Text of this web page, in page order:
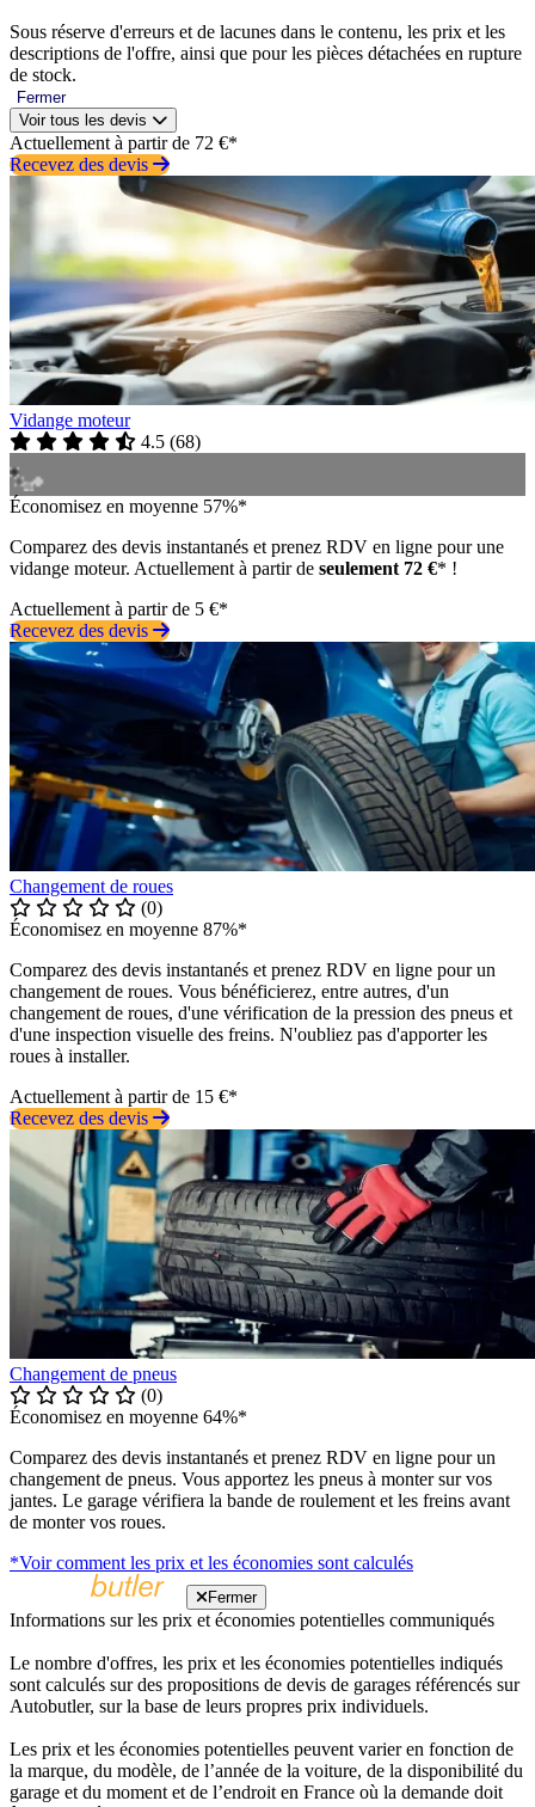
Sous réserve d'erreurs et de lacunes dans le contenu, les prix et les
descriptions de l'offre, ainsi que pour les pièces détachées en rupture
de stock.
Fermer
Voir tous les devis
Actuellement à partir de 72 €*
Recevez des devis
Vidange moteur
4.5 (68)
Économisez en moyenne 57%*
Comparez des devis instantanés et prenez RDV en ligne pour une
vidange moteur. Actuellement à partir de seulement 72 €* !
Actuellement à partir de 5 €*
Recevez des devis
Changement de roues
(0)
Économisez en moyenne 87%*
Comparez des devis instantanés et prenez RDV en ligne pour un
changement de roues. Vous bénéficierez, entre autres, d'un
changement de roues, d'une vérification de la pression des pneus et
d'une inspection visuelle des freins. N'oubliez pas d'apporter les
roues à installer.
Actuellement à partir de 15 €*
Recevez des devis
Changement de pneus
(0)
Économisez en moyenne 64%*
Comparez des devis instantanés et prenez RDV en ligne pour un
changement de pneus. Vous apportez les pneus à monter sur vos
jantes. Le garage vérifiera la bande de roulement et les freins avant
de monter vos roues.
*Voir comment les prix et les économies sont calculés
Fermer
Informations sur les prix et économies potentielles communiqués
Le nombre d'offres, les prix et les économies potentielles indiqués
sont calculés sur des propositions de devis de garages référencés sur
Autobutler, sur la base de leurs propres prix individuels.
Les prix et les économies potentielles peuvent varier en fonction de
la marque, du modèle, de l’année de la voiture, de la disponibilité du
garage et du moment et de l’endroit en France où la demande doit